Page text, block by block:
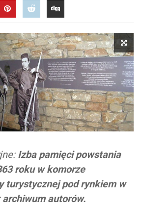
Izba pamięci powstania
roku w komorze
turystycznej pod rynkiem w
autorów.